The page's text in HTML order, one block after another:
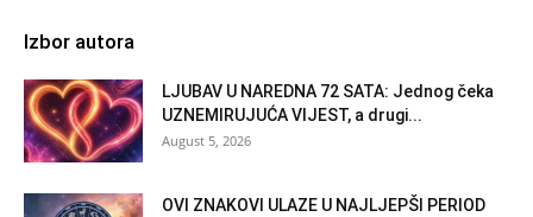
Izbor autora
LJUBAV U NAREDNA 72 SATA: Jednog čeka
UZNEMIRUJUĆA VIJEST, a drugi...
August 5, 2026
OVI ZNAKOVI ULAZE U NAJLJEPŠI PERIOD